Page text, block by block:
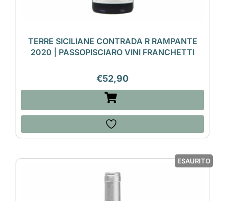
TERRE SICILIANE CONTRADA R RAMPANTE
2020 | PASSOPISCIARO VINI FRANCHETTI
€52,90
ESAURITO